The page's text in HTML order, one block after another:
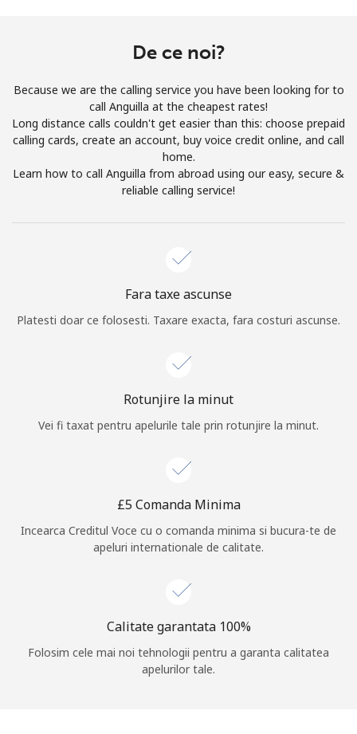
Buna!
sau
Continua cu
De ce noi?
Because we are the calling service you have been looking for to
call Anguilla at the cheapest rates!
Long distance calls couldn't get easier than this: choose prepaid
calling cards, create an account, buy voice credit online, and call
home.
Learn how to call Anguilla from abroad using our easy, secure &
reliable calling service!
Fara taxe ascunse
Platesti doar ce folosesti. Taxare exacta, fara costuri ascunse.
Rotunjire la minut
Vei fi taxat pentru apelurile tale prin rotunjire la minut.
⁦£5⁩ Comanda Minima
Incearca Creditul Voce cu o comanda minima si bucura-te de
apeluri internationale de calitate.
Calitate garantata 100%
Folosim cele mai noi tehnologii pentru a garanta calitatea
apelurilor tale.